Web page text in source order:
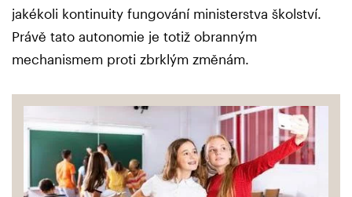
jakékoli kontinuity fungování ministerstva školství.
Právě tato autonomie je totiž obranným
mechanismem proti zbrklým změnám.